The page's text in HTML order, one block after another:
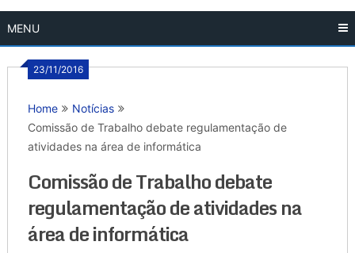
MENU
23/11/2016
Home
Notícias
Comissão de Trabalho debate regulamentação de
atividades na área de informática
Comissão de Trabalho debate
regulamentação de atividades na
área de informática